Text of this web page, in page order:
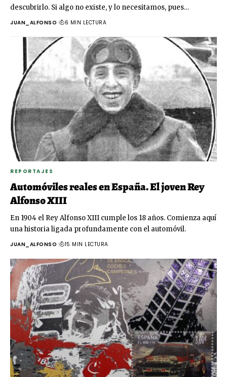
descubrirlo. Si algo no existe, y lo necesitamos, pues…
JUAN_ALFONSO 6 MIN LECTURA
REPORTAJES
Automóviles reales en España. El joven Rey
Alfonso XIII
En 1904 el Rey Alfonso XIII cumple los 18 años. Comienza aquí
una historia ligada profundamente con el automóvil.
JUAN_ALFONSO 15 MIN LECTURA